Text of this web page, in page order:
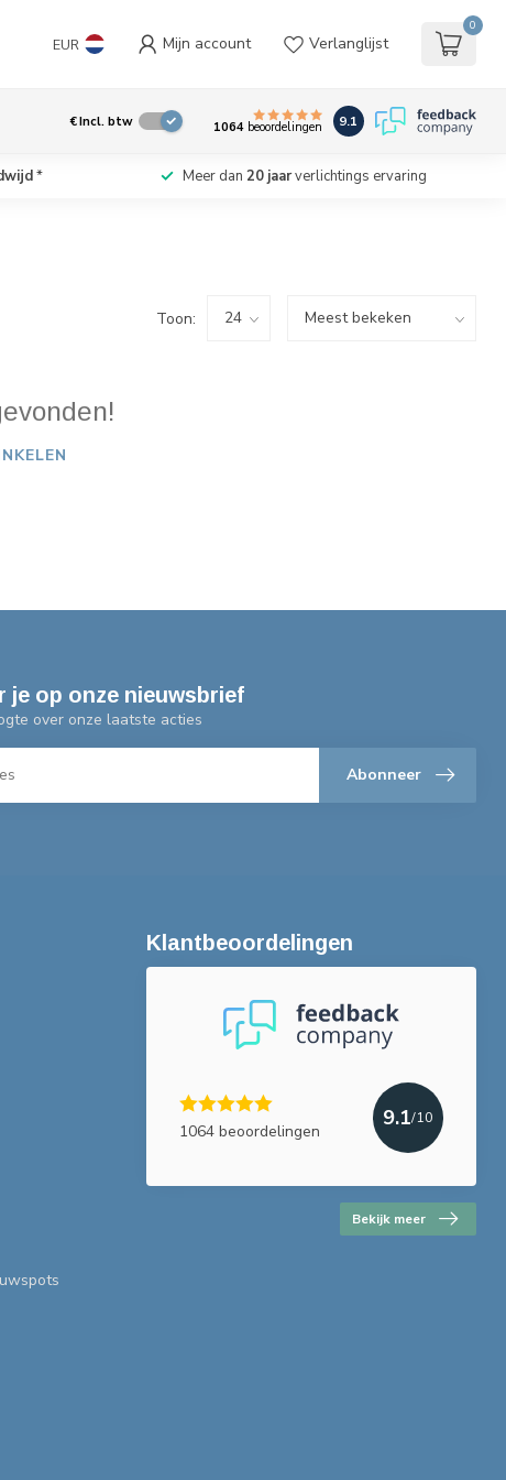
EUR Mijn account Verlanglijst
0
€Incl. btw 1064beoordelingen 9.1
* Meer dan 20 jaarverlichtings ervaring
Toon:
je op onze nieuwsbrief
over onze laatste acties
Abonneer
Klantbeoordelingen
1064 beoordelingen
9.1/10
Bekijk meer